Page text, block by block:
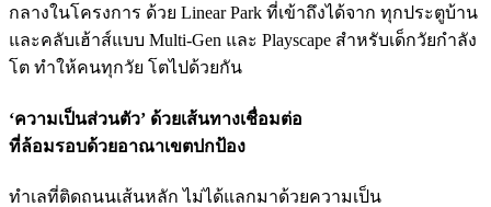
กลางในโครงการ ด้วย Linear Park ที่เข้าถึงได้จาก ทุกประตูบ้าน
และคลับเฮ้าส์แบบ Multi-Gen และ Playscape สําหรับเด็กวัยกําลัง
โต ทําให้คนทุกวัย โตไปด้วยกัน
‘ความเป็นส่วนตัว’ ด้วยเส้นทางเชื่อมต่อ
ที่ล้อมรอบด้วยอาณาเขตปกป้อง
ทําเลที่ติดถนนเส้นหลัก ไม่ได้แลกมาด้วยความเป็น